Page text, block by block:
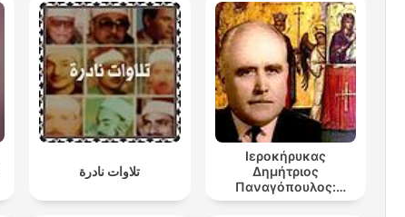
تلاوات نادرة
Ιεροκήρυκας
Δημήτριος
Παναγόπουλος:
Ομιλίες 1-199